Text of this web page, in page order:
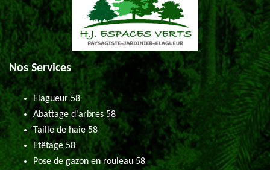
Nos Services
Elagueur 58
Abattage d'arbres 58
Taille de haie 58
Etêtage 58
Pose de gazon en rouleau 58